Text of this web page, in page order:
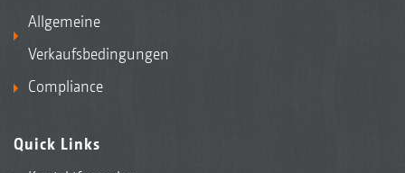
Allgemeine
Verkaufsbedingungen
Compliance
Quick Links